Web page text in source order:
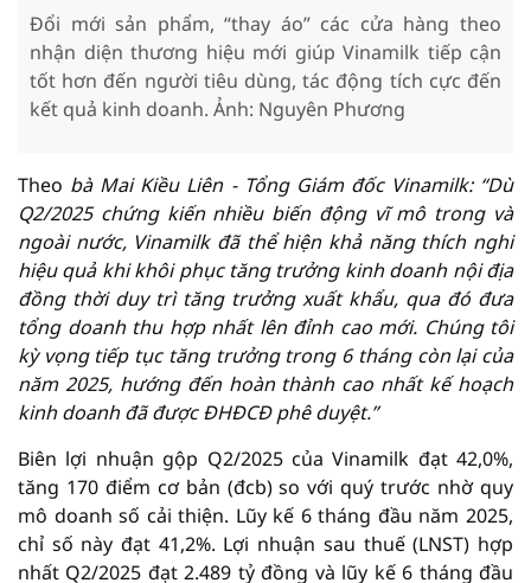
Đổi mới sản phẩm, “thay áo” các cửa hàng theo
nhận diện thương hiệu mới giúp Vinamilk tiếp cận
tốt hơn đến người tiêu dùng, tác động tích cực đến
kết quả kinh doanh. Ảnh: Nguyên Phương
Theo bà Mai Kiều Liên - Tổng Giám đốc Vinamilk: “Dù
Q2/2025 chứng kiến nhiều biến động vĩ mô trong và
ngoài nước, Vinamilk đã thể hiện khả năng thích nghi
hiệu quả khi khôi phục tăng trưởng kinh doanh nội địa
đồng thời duy trì tăng trưởng xuất khẩu, qua đó đưa
tổng doanh thu hợp nhất lên đỉnh cao mới. Chúng tôi
kỳ vọng tiếp tục tăng trưởng trong 6 tháng còn lại của
năm 2025, hướng đến hoàn thành cao nhất kế hoạch
kinh doanh đã được ĐHĐCĐ phê duyệt.”
Biên lợi nhuận gộp Q2/2025 của Vinamilk đạt 42,0%,
tăng 170 điểm cơ bản (đcb) so với quý trước nhờ quy
mô doanh số cải thiện. Lũy kế 6 tháng đầu năm 2025,
chỉ số này đạt 41,2%. Lợi nhuận sau thuế (LNST) hợp
nhất Q2/2025 đạt 2.489 tỷ đồng và lũy kế 6 tháng đầu